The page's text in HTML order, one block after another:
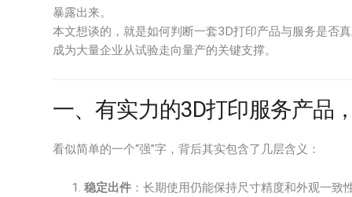
暴露出来。
本文想谈的，就是如何判断一套3D打印产品与服务是否
成为大量企业从试验走向量产的关键支撑。
一、有实力的3D打印服务产品
看似简单的一个“强”字，背后其实包含了几层含义：
稳定出件 ：长期使用仍能保持尺寸精度和外观一致